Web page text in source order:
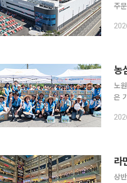
주
농
노
은
진
라
상